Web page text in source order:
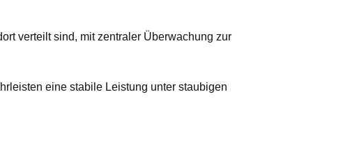
verteilt sind, mit zentraler Überwachung zur
eine stabile Leistung unter staubigen